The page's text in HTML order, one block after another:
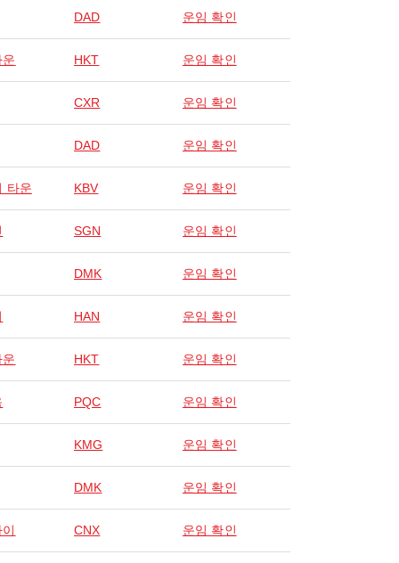
DAD 운임 확인
HKT 운임 확인
CXR 운임 확인
DAD 운임 확인
타운 KBV 운임 확인
SGN 운임 확인
DMK 운임 확인
HAN 운임 확인
HKT 운임 확인
PQC 운임 확인
KMG 운임 확인
DMK 운임 확인
CNX 운임 확인